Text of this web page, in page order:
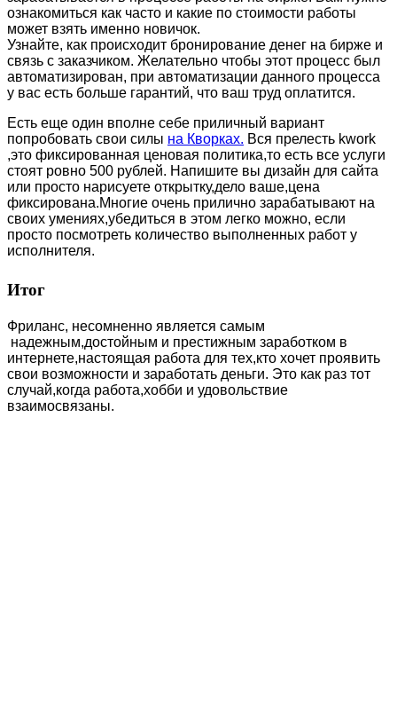
ознакомиться как часто и какие по стоимости работы
может взять именно новичок.
Узнайте, как происходит бронирование денег на бирже и
связь с заказчиком. Желательно чтобы этот процесс был
автоматизирован, при автоматизации данного процесса
у вас есть больше гарантий, что ваш труд оплатится.
Есть еще один вполне себе приличный вариант
попробовать свои силы на Кворках. Вся прелесть kwork
,это фиксированная ценовая политика,то есть все услуги
стоят ровно 500 рублей. Напишите вы дизайн для сайта
или просто нарисуете открытку,дело ваше,цена
фиксирована.Многие очень прилично зарабатывают на
своих умениях,убедиться в этом легко можно, если
просто посмотреть количество выполненных работ у
исполнителя.
Итог
Фриланс, несомненно является самым
надежным,достойным и престижным заработком в
интернете,настоящая работа для тех,кто хочет проявить
свои возможности и заработать деньги. Это как раз тот
случай,когда работа,хобби и удовольствие
взаимосвязаны.